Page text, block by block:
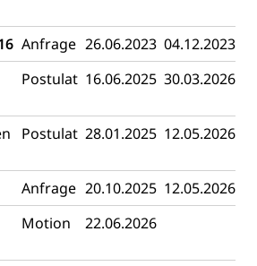
Anfrage 26.06.2023 04.12.2023
Postulat 16.06.2025 30.03.2026
Postulat 28.01.2025 12.05.2026
Anfrage 20.10.2025 12.05.2026
Motion 22.06.2026
Pluralismus
Quellensteuer,
Vergnügungssteuer,